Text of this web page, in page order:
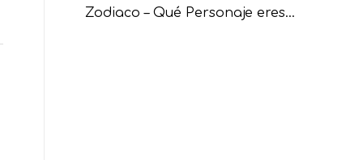
Zodiaco – Qué Personaje eres…